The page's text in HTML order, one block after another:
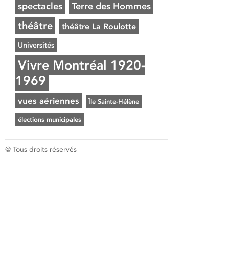
spectacles Terre des Hommes
théâtre théâtre La Roulotte
Universités
Vivre Montréal 1920-
1969
vues aériennes Île Sainte-Hélène
élections municipales
@ Tous droits réservés